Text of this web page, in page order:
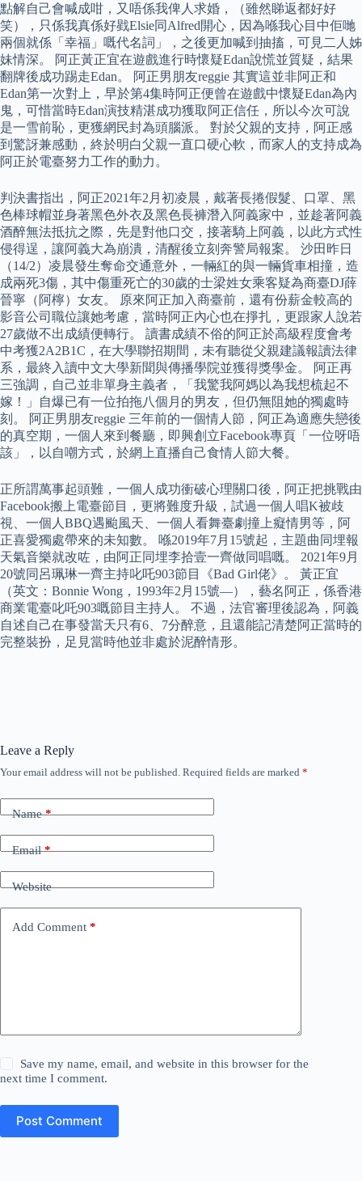
點解自己會喊成咁，又唔係我俾人求婚，（雖然睇返都好好
笑），只係我真係好戥Elsie同Alfred開心，因為喺我心目中佢哋
兩個就係「幸福」嘅代名詞」，之後更加喊到抽搐，可見二人姊
妹情深。 阿正黃正宜在遊戲進行時懷疑Edan說慌並質疑，結果
翻牌後成功踢走Edan。 阿正男朋友reggie 其實這並非阿正和
Edan第一次對上，早於第4集時阿正便曾在遊戲中懷疑Edan為內
鬼，可惜當時Edan演技精湛成功獲取阿正信任，所以今次可說
是一雪前恥，更獲網民封為頭腦派。 對於父親的支持，阿正感
到驚訝兼感動，終於明白父親一直口硬心軟，而家人的支持成為
阿正於電臺努力工作的動力。
判決書指出，阿正2021年2月初凌晨，戴著長捲假髮、口罩、黑
色棒球帽並身著黑色外衣及黑色長褲潛入阿義家中，並趁著阿義
酒醉無法抵抗之際，先是對他口交，接著騎上阿義，以此方式性
侵得逞，讓阿義大為崩潰，清醒後立刻奔警局報案。 沙田昨日
（14/2）凌晨發生奪命交通意外，一輛紅的與一輛貨車相撞，造
成兩死3傷，其中傷重死亡的30歲的士梁姓女乘客疑為商臺DJ薛
晉寧（阿檸）女友。 原來阿正加入商臺前，還有份薪金較高的
影音公司職位讓她考慮，當時阿正內心也在掙扎，更跟家人說若
27歲做不出成績便轉行。 讀書成績不俗的阿正於高級程度會考
中考獲2A2B1C，在大學聯招期間，未有聽從父親建議報讀法律
系，最終入讀中文大學新聞與傳播學院並獲得獎學金。 阿正再
三強調，自己並非單身主義者，「我驚我阿媽以為我想梳起不
嫁！」自爆已有一位拍拖八個月的男友，但仍無阻她的獨處時
刻。 阿正男朋友reggie 三年前的一個情人節，阿正為適應失戀後
的真空期，一個人來到餐廳，即興創立Facebook專頁「一位呀唔
該」，以自嘲方式，於網上直播自己食情人節大餐。
正所謂萬事起頭難，一個人成功衝破心理關口後，阿正把挑戰由
Facebook搬上電臺節目，更將難度升級，試過一個人唱K被歧
視、一個人BBQ遇颱風天、一個人看舞臺劇撞上癡情男等，阿
正喜愛獨處帶來的未知數。 喺2019年7月15號起，主題曲同埋報
天氣音樂就改咗，由阿正同埋李拾壹一齊做同唱嘅。 2021年9月
20號同呂珮琳一齊主持叱吒903節目《Bad Girl佬》。 黃正宜
（英文：Bonnie Wong，1993年2月15號—），藝名阿正，係香港
商業電臺叱吒903嘅節目主持人。 不過，法官審理後認為，阿義
自述自己在事發當天只有6、7分醉意，且還能記清楚阿正當時的
完整裝扮，足見當時他並非處於泥醉情形。
Leave a Reply
Your email address will not be published. Required fields are marked *
Name*
Email*
Website
Add Comment *
Save my name, email, and website in this browser for the
next time I comment.
Post Comment